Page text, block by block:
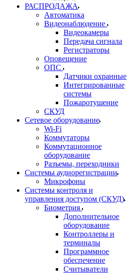
РАСПРОДАЖА
Автоматика
Видеонаблюдение
Видеокамеры
Передача сигнала
Регистраторы
Оповещение
ОПС
Датчики охранные
Интегрированные
системы
Пожаротушение
СКУД
Сетевое оборудование
Wi-Fi
Коммутаторы
Коммутационное
оборудование
Разъемы, переходники
Системы аудиорегистрации
Микрофоны
Системы контроля и
управления доступом (СКУД)
Биометрия
Дополнительное
оборудование
Контроллеры и
терминалы
Программное
обеспечение
Считыватели